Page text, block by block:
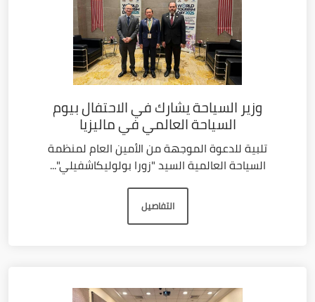
وزير السياحة يشارك في الاحتفال بيوم
السياحة العالمي في ماليزيا
تلبية للدعوة الموجهة من الأمين العام لمنظمة
السياحة العالمية السيد "زورا بولوليكاشفيلي"...
التفاصيل